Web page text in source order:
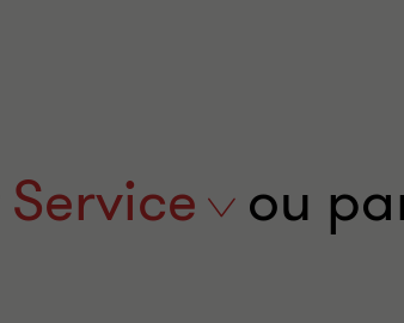
service
Service ou